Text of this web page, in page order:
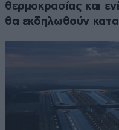
θερμοκρασίας και
θα εκδηλωθούν